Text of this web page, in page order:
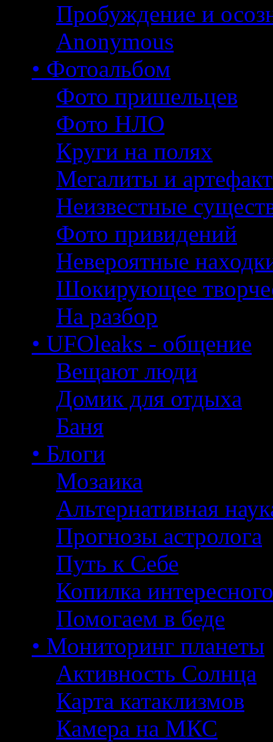
Пробуждение и
Anonymous
• Фотоальбом
Фото пришельцев
Фото НЛО
Круги на полях
Мегалиты и
Неизвестные
Фото привидений
Невероятные
Шокирующее
На разбор
• UFOleaks - общение
Вещают люди
Домик для отдыха
Баня
• Блоги
Мозаика
Альтернативная
Прогнозы астролога
Путь к Себе
Копилка интересного
Помогаем в беде
• Мониторинг планеты
Активность Солнца
Карта катаклизмов
Камера на МКС